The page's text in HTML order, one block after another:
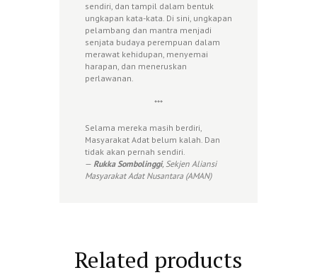
sendiri, dan tampil dalam bentuk
ungkapan kata-kata. Di sini, ungkapan
pelambang dan mantra menjadi
senjata budaya perempuan dalam
merawat kehidupan, menyemai
harapan, dan meneruskan
perlawanan.
***
Selama mereka masih berdiri,
Masyarakat Adat belum kalah. Dan
tidak akan pernah sendiri.
— Rukka Sombolinggi, Sekjen Aliansi
Masyarakat Adat Nusantara (AMAN)
Related products